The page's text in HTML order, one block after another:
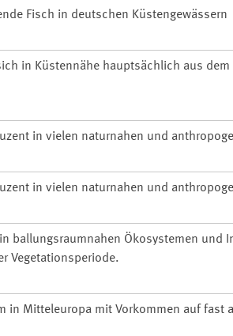
Fisch in deutschen Küstengewässern
in Küstennähe hauptsächlich aus
in vielen naturnahen und
in vielen naturnahen und
ballungsraumnahen Ökosystemen und
Vegetationsperiode.
in Mitteleuropa mit Vorkommen auf fast